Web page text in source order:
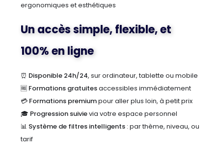
ergonomiques et esthétiques
Un accès simple, flexible, et
100% en ligne
⏰ Disponible 24h/24, sur ordinateur, tablette ou mobile
🆓 Formations gratuitesaccessibles immédiatement
💳 Formations premiumpour aller plus loin, à petit prix
🎓 Progression suivievia votre espace personnel
📊 Système de filtres intelligents : par thème, niveau, ou
tarif